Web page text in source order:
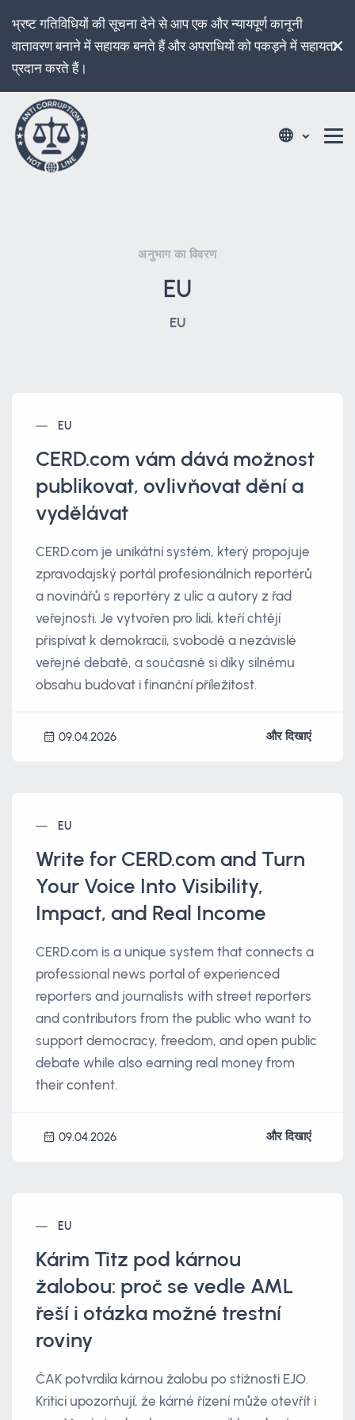
भ्रष्ट गतिविधियों की सूचना देने से आप एक और न्यायपूर्ण कानूनी
वातावरण बनाने में सहायक बनते हैं और अपराधियों को पकड़ने में सहायता
प्रदान करते हैं।
अनुभाग का विवरण
EU
EU
EU
CERD.com vám dává možnost
publikovat, ovlivňovat dění a
vydělávat
CERD.com je unikátní systém, který propojuje
zpravodajský portál profesionálních reportérů
a novinářů s reportéry z ulic a autory z řad
veřejnosti. Je vytvořen pro lidi, kteří chtějí
přispívat k demokracii, svobodě a nezávislé
veřejné debatě, a současně si díky silnému
obsahu budovat i finanční příležitost.
09.04.2026 और दिखाएं
EU
Write for CERD.com and Turn
Your Voice Into Visibility,
Impact, and Real Income
CERD.com is a unique system that connects a
professional news portal of experienced
reporters and journalists with street reporters
and contributors from the public who want to
support democracy, freedom, and open public
debate while also earning real money from
their content.
09.04.2026 और दिखाएं
EU
Kárim Titz pod kárnou
žalobou: proč se vedle AML
řeší i otázka možné trestní
roviny
ČAK potvrdila kárnou žalobu po stížnosti EJO.
Kritici upozorňují, že kárné řízení může otevřít i